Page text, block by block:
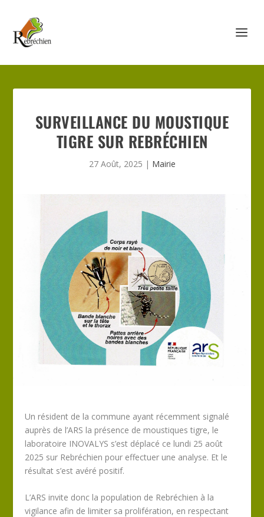
SURVEILLANCE DU MOUSTIQUE
TIGRE SUR REBRÉCHIEN
27 Août, 2025 | Mairie
Un résident de la commune ayant récemment signalé
auprès de l’ARS la présence de moustiques tigre, le
laboratoire INOVALYS s’est déplacé ce lundi 25 août
2025 sur Rebréchien pour effectuer une analyse. Et le
résultat s’est avéré positif.
L’ARS invite donc la population de Rebréchien à la
vigilance afin de limiter sa prolifération, en respectant